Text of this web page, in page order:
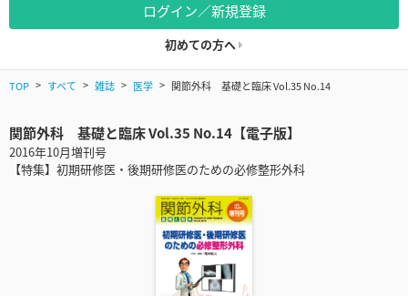
ログイン／新規登録
初めての方へ
TOP すべて 雑誌 医学 関節外科 基礎と臨床 Vol.35 No.14
関節外科 基礎と臨床 Vol.35 No.14【電子版】
2016年10月増刊号
【特集】初期研修医・後期研修医のための必修整形外科